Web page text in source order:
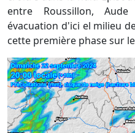
entre Roussillon,
évacuation d'ici el milieu
cette première phase sur